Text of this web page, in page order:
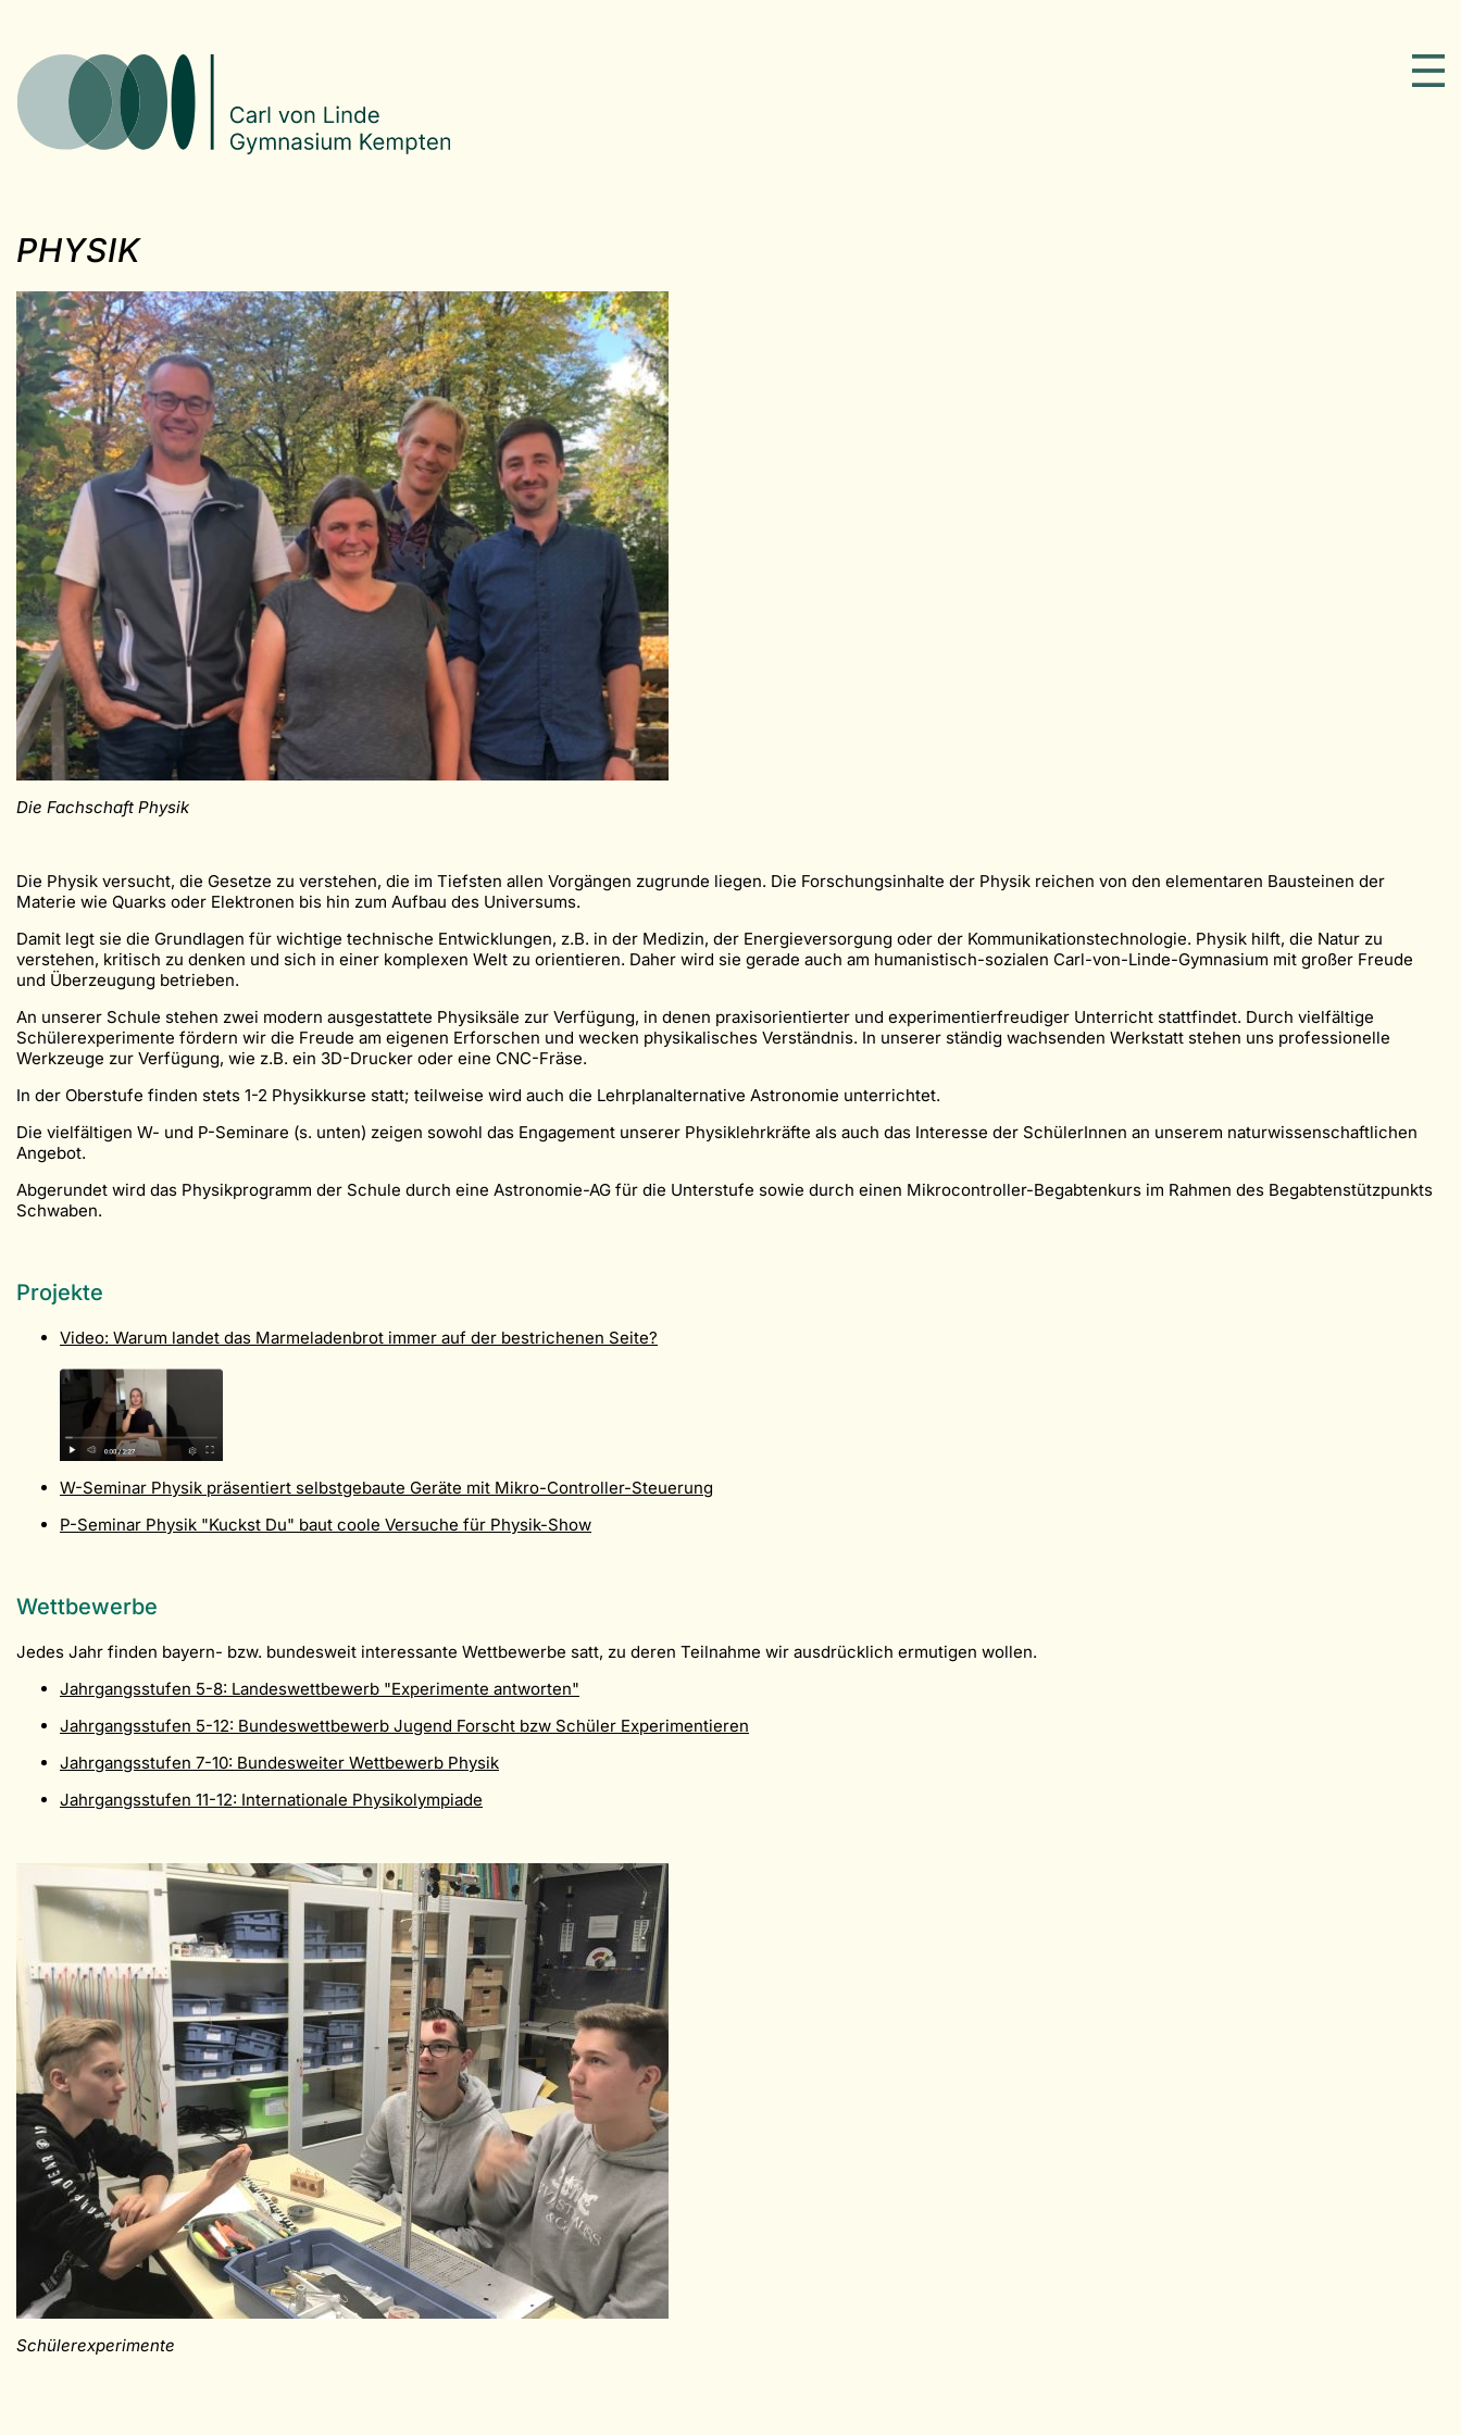
PHYSIK
Die Fachschaft Physik
Die Physik versucht, die Gesetze zu verstehen, die im Tiefsten allen Vorgängen zugrunde liegen. Die Forschungsinhalte der Physik reichen von den elementaren Bausteinen der
Materie wie Quarks oder Elektronen bis hin zum Aufbau des Universums.
Damit legt sie die Grundlagen für wichtige technische Entwicklungen, z.B. in der Medizin, der Energieversorgung oder der Kommunikationstechnologie. Physik hilft, die Natur zu
verstehen, kritisch zu denken und sich in einer komplexen Welt zu orientieren. Daher wird sie gerade auch am humanistisch-sozialen Carl-von-Linde-Gymnasium mit großer Freude
und Überzeugung betrieben.
An unserer Schule stehen zwei modern ausgestattete Physiksäle zur Verfügung, in denen praxisorientierter und experimentierfreudiger Unterricht stattfindet. Durch vielfältige
Schülerexperimente fördern wir die Freude am eigenen Erforschen und wecken physikalisches Verständnis. In unserer ständig wachsenden Werkstatt stehen uns professionelle
Werkzeuge zur Verfügung, wie z.B. ein 3D-Drucker oder eine CNC-Fräse.
In der Oberstufe finden stets 1-2 Physikkurse statt; teilweise wird auch die Lehrplanalternative Astronomie unterrichtet.
Die vielfältigen W- und P-Seminare (s. unten) zeigen sowohl das Engagement unserer Physiklehrkräfte als auch das Interesse der SchülerInnen an unserem naturwissenschaftlichen
Angebot.
Abgerundet wird das Physikprogramm der Schule durch eine Astronomie-AG für die Unterstufe sowie durch einen Mikrocontroller-Begabtenkurs im Rahmen des Begabtenstützpunkts
Schwaben.
Projekte
Video: Warum landet das Marmeladenbrot immer auf der bestrichenen Seite?
W-Seminar Physik präsentiert selbstgebaute Geräte mit Mikro-Controller-Steuerung
P-Seminar Physik "Kuckst Du" baut coole Versuche für Physik-Show
Wettbewerbe
Jedes Jahr finden bayern- bzw. bundesweit interessante Wettbewerbe satt, zu deren Teilnahme wir ausdrücklich ermutigen wollen.
Jahrgangsstufen 5-8: Landeswettbewerb "Experimente antworten"
Jahrgangsstufen 5-12: Bundeswettbewerb Jugend Forscht bzw Schüler Experimentieren
Jahrgangsstufen 7-10: Bundesweiter Wettbewerb Physik
Jahrgangsstufen 11-12: Internationale Physikolympiade
Schülerexperimente